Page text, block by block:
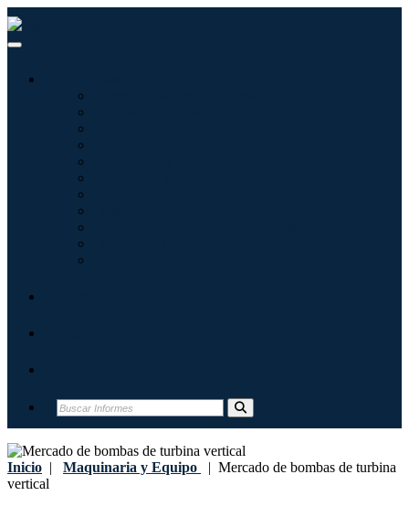
Inicio | Maquinaria y Equipo | Mercado de bombas de turbina
vertical